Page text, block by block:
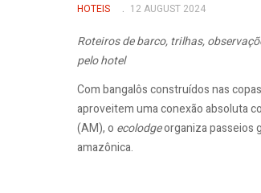
HOTEIS 12 AUGUST 2024
Roteiros de barco, trilhas,
pelo hotel
Com bangalôs construídos nas
aproveitem uma conexão absoluta
(AM), o ecolodgeorganiza passeios
amazônica.